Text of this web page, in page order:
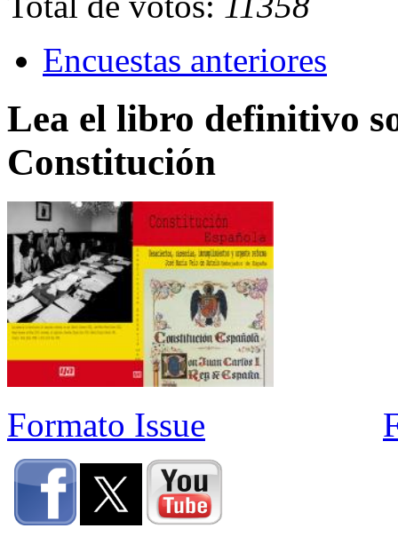
Encuestas anteriores
Lea el libro definitivo
Constitución
Formato Issue